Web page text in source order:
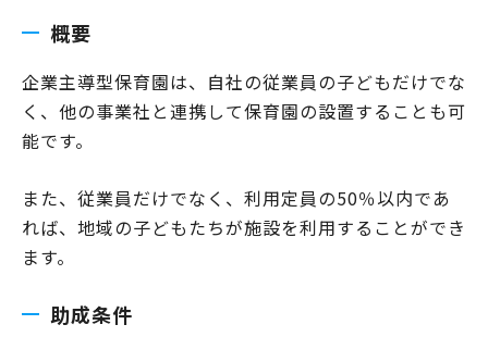
概要
企業主導型保育園は、自社の従業員の子どもだけでな
く、他の事業社と連携して保育園の設置することも可
能です。
また、従業員だけでなく、利用定員の50％以内であ
れば、地域の子どもたちが施設を利用することができ
ます。
助成条件